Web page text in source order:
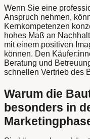
Wenn Sie eine
Anspruch nehmen,
Kernkompetenzen
hohes Maß an
mit einem positiven
können. Den
Beratung und
schnellen Vertrieb des
Warum die
besonders in